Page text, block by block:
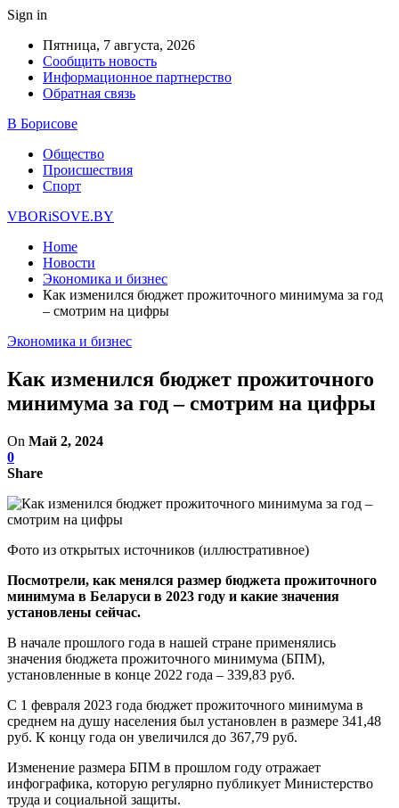
Sign in
Пятница, 7 августа, 2026
Сообщить новость
Информационное партнерство
Обратная связь
В Борисове
Общество
Происшествия
Спорт
VBORiSOVE.BY
Home
Новости
Экономика и бизнес
Как изменился бюджет прожиточного минимума за год
– смотрим на цифры
Экономика и бизнес
Как изменился бюджет прожиточного
минимума за год – смотрим на цифры
On Май 2, 2024
0
Share
Фото из открытых источников (иллюстративное)
Посмотрели, как менялся размер бюджета прожиточного
минимума в Беларуси в 2023 году и какие значения
установлены сейчас.
В начале прошлого года в нашей стране применялись
значения бюджета прожиточного минимума (БПМ),
установленные в конце 2022 года – 339,83 руб.
С 1 февраля 2023 года бюджет прожиточного минимума в
среднем на душу населения был установлен в размере 341,48
руб. К концу года он увеличился до 367,79 руб.
Изменение размера БПМ в прошлом году отражает
инфографика, которую регулярно публикует Министерство
труда и социальной защиты.